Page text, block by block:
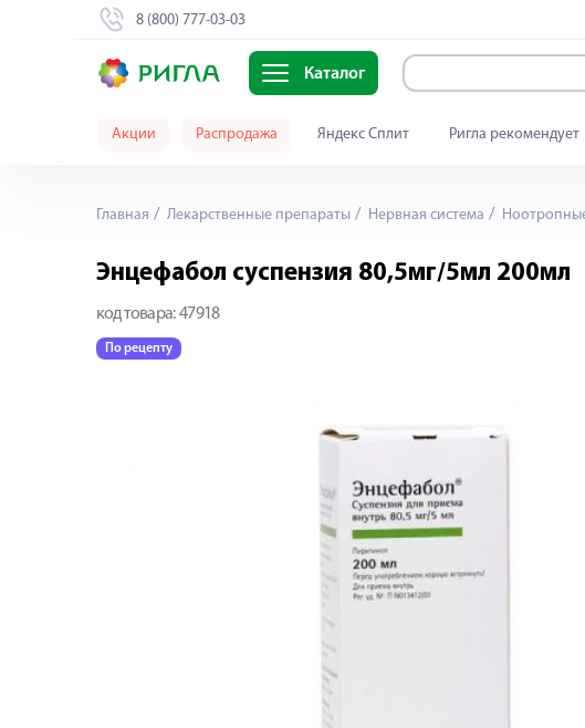
8 (800) 777-03-03
Каталог
Акции Распродажа Яндекс Сплит Ригла рекомендует
Главная Лекарственные препараты Нервная система
Энцефабол суспензия 80,5мг/5мл 200мл
код товара: 47918
По рецепту